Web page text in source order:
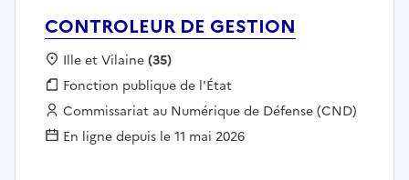
CONTROLEUR DE GESTION
Localisation :
Ille et Vilaine(35)
Fonction publique :
Fonction publique de l'État
Employeur :
Commissariat au Numérique de Défense (CND)
En ligne depuis le 11 mai 2026